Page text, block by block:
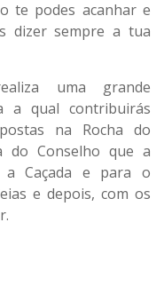
te podes acanhar e
dizer sempre a tua
uma grande
a qual contribuirás
na Rocha do
do Conselho que a
a Caçada e para o
e depois, com os